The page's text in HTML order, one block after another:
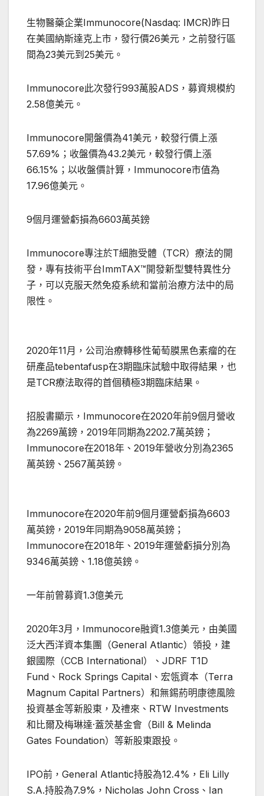
生物醫藥企業Immunocore(Nasdaq: IMCR)昨日
在美國納斯達克上市，發行價26美元，之前發行區
間為23美元到25美元。
Immunocore此次發行993萬股ADS，募資規模約
2.58億美元。
Immunocore開盤價為41美元，較發行價上漲
57.69%；收盤價為43.2美元，較發行價上漲
66.15%；以收盤價計算，Immunocore市值為
17.96億美元。
9個月運營虧損為6603萬英鎊
Immunocore專注於T細胞受體（TCR）療法的開
發，專有技術平台ImmTAX™開發新型雙特異性分
子，可以克服天然免疫系統和當前治療方法中的局
限性。
2020年11月，公司治療轉移性葡萄膜黑色素瘤的在
研產品tebentafusp在3期臨床試驗中取得結果，也
是TCR療法取得的首個積極3期臨床結果。
招股書顯示，Immunocore在2020年前9個月營收
為2269萬鎊，2019年同期為2202.7萬英鎊；
Immunocore在2018年、2019年營收分別為2365
萬英鎊、2567萬英鎊。
Immunocore在2020年前9個月運營虧損為6603
萬英鎊，2019年同期為9058萬英鎊；
Immunocore在2018年、2019年運營虧損分別為
9346萬英鎊、1.18億英鎊。
一年前曾募資1.3億美元
2020年3月，Immunocore融資1.3億美元，由美國
泛大西洋資本集團（General Atlantic）領投，建
銀國際（CCB International）、JDRF T1D
Fund、Rock Springs Capital、宏瓴資本（Terra
Magnum Capital Partners）和無錫葯明康德風險
投資基金等新股東，及禮來、RTW Investments
和比爾及梅琳達·蓋茨基金會（Bill & Melinda
Gates Foundation）等新股東跟投。
IPO前，General Atlantic持股為12.4%，Eli Lilly
S.A.持股為7.9%，Nicholas John Cross、Ian